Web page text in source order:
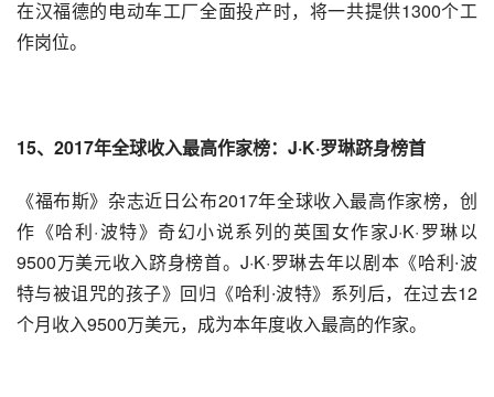
在汉福德的电动车工厂全面投产时，将一共提供1300个工
作岗位。
15、2017年全球收入最高作家榜：J·K·罗琳跻身榜首
《福布斯》杂志近日公布2017年全球收入最高作家榜，创
作《哈利·波特》奇幻小说系列的英国女作家J·K·罗琳以
9500万美元收入跻身榜首。J·K·罗琳去年以剧本《哈利∙波
特与被诅咒的孩子》回归《哈利∙波特》系列后，在过去12
个月收入9500万美元，成为本年度收入最高的作家。